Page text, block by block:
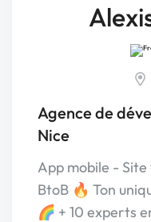
Agence de
Nice
App mobile - Site
BtoB 🔥 Ton
🌈 + 10 experts